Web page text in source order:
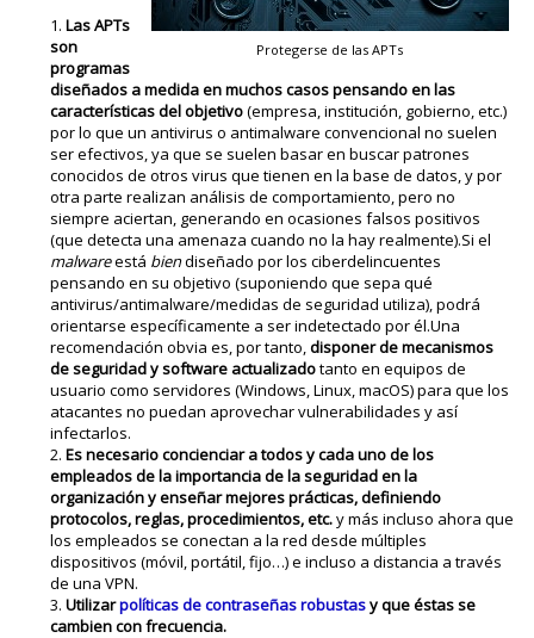
Protegerse de las APTs
Las APTs
son
programas
diseñados a medida en muchos casos pensando en las
características del objetivo(empresa, institución, gobierno, etc.)
por lo que un antivirus o antimalware convencional no suelen
ser efectivos, ya que se suelen basar en buscar patrones
conocidos de otros virus que tienen en la base de datos, y por
otra parte realizan análisis de comportamiento, pero no
siempre aciertan, generando en ocasiones falsos positivos
(que detecta una amenaza cuando no la hay realmente).Si el
malwareestá biendiseñado por los ciberdelincuentes
pensando en su objetivo (suponiendo que sepa qué
antivirus/antimalware/medidas de seguridad utiliza), podrá
orientarse específicamente a ser indetectado por él.Una
recomendación obvia es, por tanto,disponer de mecanismos
de seguridad y software actualizadotanto en equipos de
usuario como servidores (Windows, Linux, macOS) para que los
atacantes no puedan aprovechar vulnerabilidades y así
infectarlos.
Es necesario concienciar a todos y cada uno de los
empleados de la importancia de la seguridad en la
organización y enseñar mejores prácticas, definiendo
protocolos, reglas, procedimientos, etc.y más incluso ahora que
los empleados se conectan a la red desde múltiples
dispositivos (móvil, portátil, fijo…) e incluso a distancia a través
de una VPN.
Utilizarpolíticas de contraseñas robustasy que éstas se
cambien con frecuencia.